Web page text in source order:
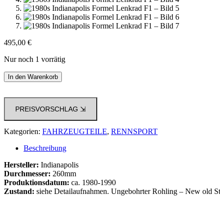
495,00 €
Nur noch 1 vorrätig
1980s
Indianapolis
Menge
In den Warenkorb
PREISVORSCHLAG ⇲
Kategorien: FAHRZEUGTEILE, RENNSPORT
Beschreibung
Hersteller: Indianapolis
Durchmesser: 260mm
Produktionsdatum: ca. 1980-1990
Zustand: siehe Detailaufnahmen. Ungebohrter Rohling – New old